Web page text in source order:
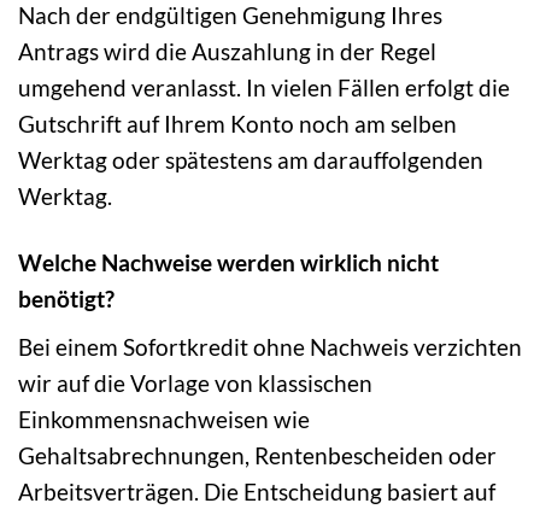
Nach der endgültigen Genehmigung Ihres
Antrags wird die Auszahlung in der Regel
umgehend veranlasst. In vielen Fällen erfolgt die
Gutschrift auf Ihrem Konto noch am selben
Werktag oder spätestens am darauffolgenden
Werktag.
Welche Nachweise werden wirklich nicht
benötigt?
Bei einem Sofortkredit ohne Nachweis verzichten
wir auf die Vorlage von klassischen
Einkommensnachweisen wie
Gehaltsabrechnungen, Rentenbescheiden oder
Arbeitsverträgen. Die Entscheidung basiert auf